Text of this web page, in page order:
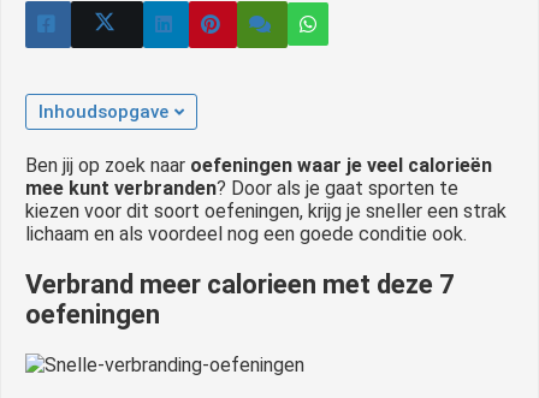
Inhoudsopgave
Ben jij op zoek naar oefeningen waar je veel calorieën
mee kunt verbranden? Door als je gaat sporten te
kiezen voor dit soort oefeningen, krijg je sneller een strak
lichaam en als voordeel nog een goede conditie ook.
Verbrand meer calorieen met deze 7
oefeningen
de
website-
van